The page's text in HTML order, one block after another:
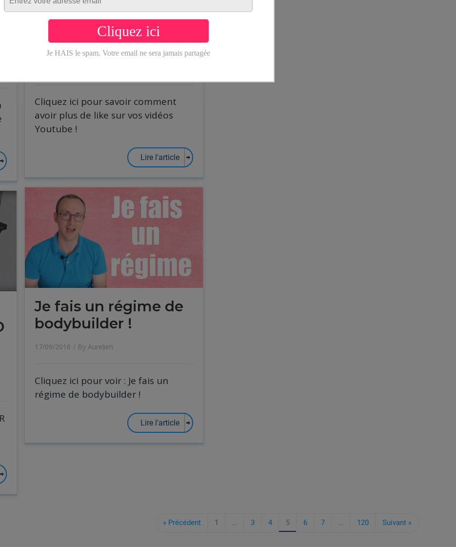
Comment avoir plus
de like sur vos vidéos
Youtube !
Cliquez ici pour savoir comment
avoir plus de like sur vos vidéos
Youtube !
Lire l'article
Je fais un régime de
bodybuilder !
17/09/2016 / By Aurelien
Cliquez ici pour voir : Je fais un
régime de bodybuilder !
Lire l'article
« Précédent 1 … 3 4 5 6 7 … 120 Suivant »